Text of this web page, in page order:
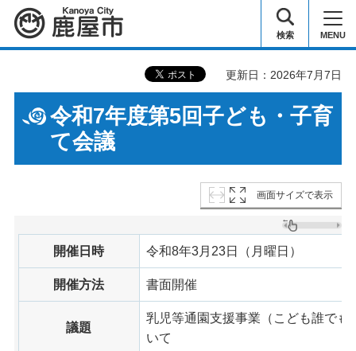
鹿屋市 検索 MENU
更新日：2026年7月7日
令和7年度第5回子ども・子育
て会議
画面サイズで表示
開催日時 令和8年3月23日（月曜日）
開催方法 書面開催
議題
乳児等通園支援事業（こども誰でも
いて